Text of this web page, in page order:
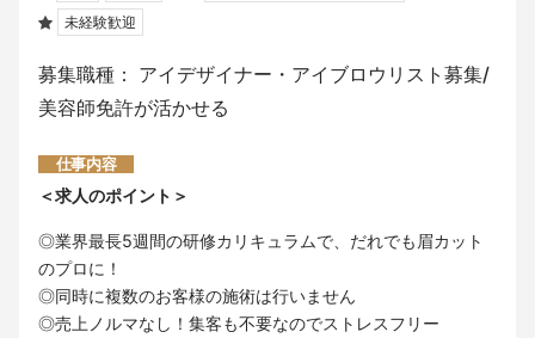
未経験歓迎
募集職種： アイデザイナー・アイブロウリスト募集/
美容師免許が活かせる
仕事内容
＜求人のポイント＞
◎業界最長5週間の研修カリキュラムで、だれでも眉カット
のプロに！
◎同時に複数のお客様の施術は行いません
◎売上ノルマなし！集客も不要なのでストレスフリー